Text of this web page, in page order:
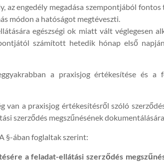
az engedély megadása szempontjából
módon a hatóságot megtéveszti.
egészségi ok miatt vált véglegesen
számított hetedik hónap első
a praxisjog értékesítése és a
van a praxisjog értékesítésről szóló
szerződés megszűnésének
§-ában foglaltak szerint:
a feladat-ellátási szerződés